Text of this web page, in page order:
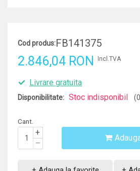
Cod produs:FB141375
2.846,04 RON Incl.TVA
Livrare gratuita
Disponibilitate: Stoc indisponibil
Cant.
+
–